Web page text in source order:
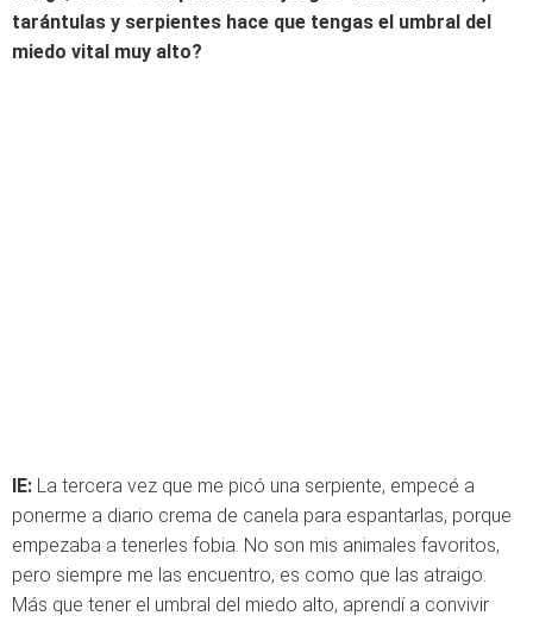
tarántulas y serpientes hace que tengas el umbral del
miedo vital muy alto?
IE: La tercera vez que me picó una serpiente, empecé a
ponerme a diario crema de canela para espantarlas, porque
empezaba a tenerles fobia. No son mis animales favoritos,
pero siempre me las encuentro, es como que las atraigo.
Más que tener el umbral del miedo alto, aprendí a convivir